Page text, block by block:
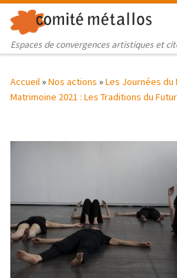
Skip to content
Espaces de convergences artistiques et
Accueil»Nos actions »Les Journées du
Matrimoine 2021 : Les Traditions du Futur